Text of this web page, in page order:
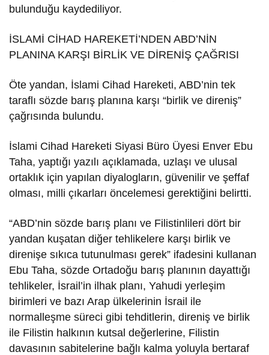
bulunduğu kaydediliyor.
İSLAMİ CİHAD HAREKETİ’NDEN ABD’NİN
PLANINA KARŞI BİRLİK VE DİRENİŞ ÇAĞRISI
Öte yandan, İslami Cihad Hareketi, ABD’nin tek
taraflı sözde barış planına karşı “birlik ve direniş”
çağrısında bulundu.
İslami Cihad Hareketi Siyasi Büro Üyesi Enver Ebu
Taha, yaptığı yazılı açıklamada, uzlaşı ve ulusal
ortaklık için yapılan diyalogların, güvenilir ve şeffaf
olması, milli çıkarları öncelemesi gerektiğini belirtti.
“ABD’nin sözde barış planı ve Filistinlileri dört bir
yandan kuşatan diğer tehlikelere karşı birlik ve
direnişe sıkıca tutunulması gerek” ifadesini kullanan
Ebu Taha, sözde Ortadoğu barış planının dayattığı
tehlikeler, İsrail’in ilhak planı, Yahudi yerleşim
birimleri ve bazı Arap ülkelerinin İsrail ile
normalleşme süreci gibi tehditlerin, direniş ve birlik
ile Filistin halkının kutsal değerlerine, Filistin
davasının sabitelerine bağlı kalma yoluyla bertaraf